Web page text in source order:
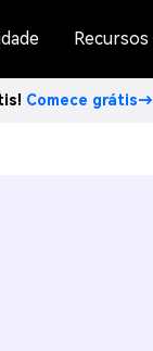
Recursos
Comece grátis→